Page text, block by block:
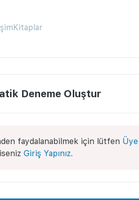
Kitaplar
Deneme Oluştur
faydalanabilmek için lütfen
iseniz Giriş Yapınız.